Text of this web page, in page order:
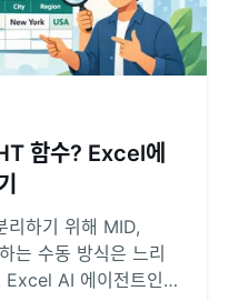
함수? Excel에
리하기 위해 MID,
는 수동 방식은 느리
Excel AI 에이전트인